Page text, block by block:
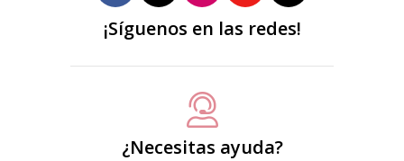
¡Síguenos en las redes!
¿Necesitas ayuda?